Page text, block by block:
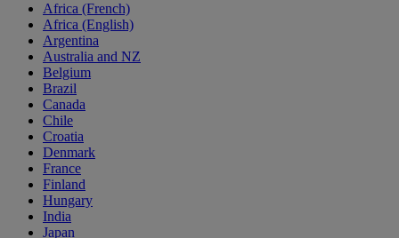
Africa (French)
Africa (English)
Argentina
Australia and NZ
Belgium
Brazil
Canada
Chile
Croatia
Denmark
France
Finland
Hungary
India
Japan